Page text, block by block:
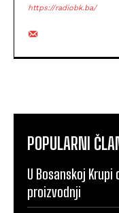
https://radiobk.ba/
POPULARNI
U Bosanskoj
proizvodnji